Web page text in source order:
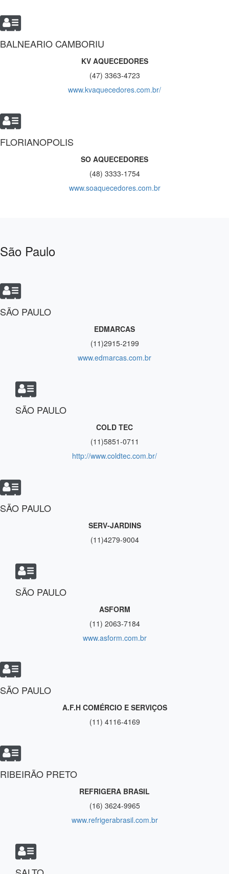
BALNEARIO CAMBORIU
KV AQUECEDORES
(47) 3363-4723
www.kvaquecedores.com.br/
FLORIANOPOLIS
SO AQUECEDORES
(48) 3333-1754
www.soaquecedores.com.br
São Paulo
SÃO PAULO
EDMARCAS
(11)2915-2199
www.edmarcas.com.br
SÃO PAULO
COLD TEC
(11)5851-0711
http://www.coldtec.com.br/
SÃO PAULO
SERV-JARDINS
(11)4279-9004
SÃO PAULO
ASFORM
(11) 2063-7184
www.asform.com.br
SÃO PAULO
A.F.H COMÉRCIO E SERVIÇOS
(11) 4116-4169
RIBEIRÃO PRETO
REFRIGERA BRASIL
(16) 3624-9965
www.refrigerabrasil.com.br